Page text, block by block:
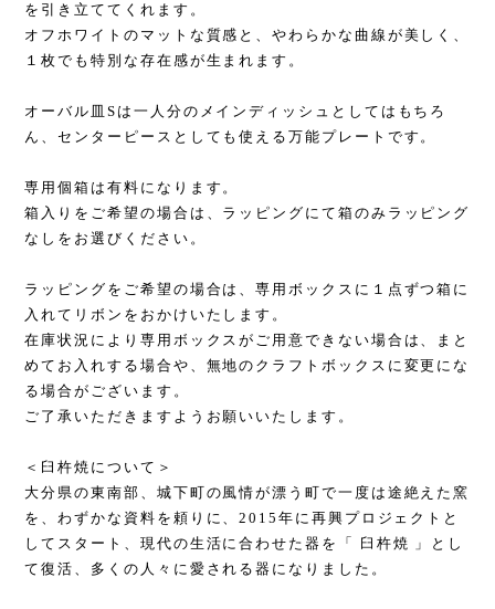
を引き立ててくれます。
オフホワイトのマットな質感と、やわらかな曲線が美しく、
１枚でも特別な存在感が生まれます。
オーバル皿Sは一人分のメインディッシュとしてはもちろ
ん、センターピースとしても使える万能プレートです。
専用個箱は有料になります。
箱入りをご希望の場合は、ラッピングにて箱のみラッピング
なしをお選びください。
ラッピングをご希望の場合は、専用ボックスに１点ずつ箱に
入れてリボンをおかけいたします。
在庫状況により専用ボックスがご用意できない場合は、まと
めてお入れする場合や、無地のクラフトボックスに変更にな
る場合がございます。
ご了承いただきますようお願いいたします。
＜臼杵焼について＞
大分県の東南部、城下町の風情が漂う町で一度は途絶えた窯
を、わずかな資料を頼りに、2015年に再興プロジェクトと
してスタート、現代の生活に合わせた器を「 臼杵焼 」とし
て復活、多くの人々に愛される器になりました。